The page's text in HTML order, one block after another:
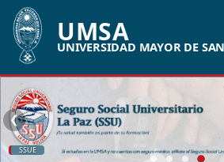
UMSA
UNIVERSIDAD MAYOR DE
SSUE
❮